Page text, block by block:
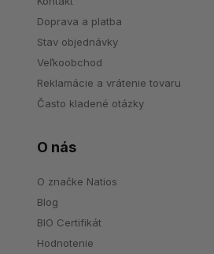
Doprava a platba
Stav objednávky
Veľkoobchod
Reklamácie a vrátenie tovaru
Často kladené otázky
O nás
O značke Natios
Blog
BIO Certifikát
Hodnotenie